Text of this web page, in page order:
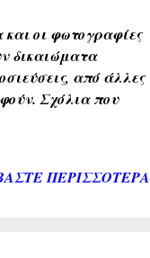
και οι φωτογραφίες
δικαιώματα
από άλλες
Σχόλια που
ΠΕΡΙΣΣΌΤΕΡΑ